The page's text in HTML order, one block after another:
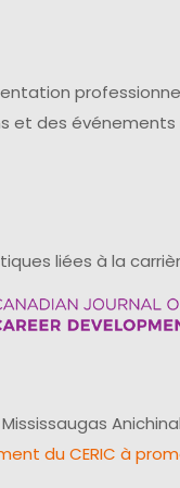
et des
liées à la
du CERIC à